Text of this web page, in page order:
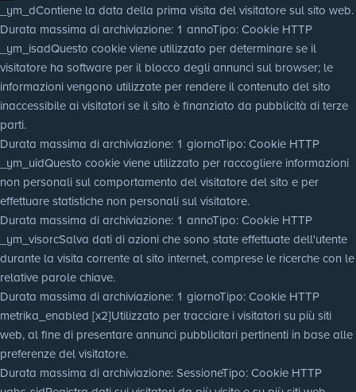
_ym_dContiene la data della prima visita del visitatore sul sito web.
Durata massima di archiviazione: 1 annoTipo: Cookie HTTP
_ym_isadQuesto cookie viene utilizzato per determinare se il
visitatore ha software per il blocco degli annunci sul browser; le
informazioni vengono utilizzate per rendere il contenuto del sito
inaccessibile ai visitatori se il sito è finanziato da pubblicità di terze
parti.
Durata massima di archiviazione: 1 giornoTipo: Cookie HTTP
_ym_uidQuesto cookie viene utilizzato per raccogliere informazioni
non personali sul comportamento del visitatore del sito e per
effettuare statistiche non personali sul visitatore.
Durata massima di archiviazione: 1 annoTipo: Cookie HTTP
_ym_visorcSalva dati di azioni che sono state effettuate dell'utente
durante la visita corrente al sito internet, comprese le ricerche con le
relative parole chiave.
Durata massima di archiviazione: 1 giornoTipo: Cookie HTTP
metrika_enabled [x2]Utilizzato per tracciare i visitatori su più siti
web, al fine di presentare annunci pubblicitari pertinenti in base alle
preferenze del visitatore.
Durata massima di archiviazione: SessioneTipo: Cookie HTTP